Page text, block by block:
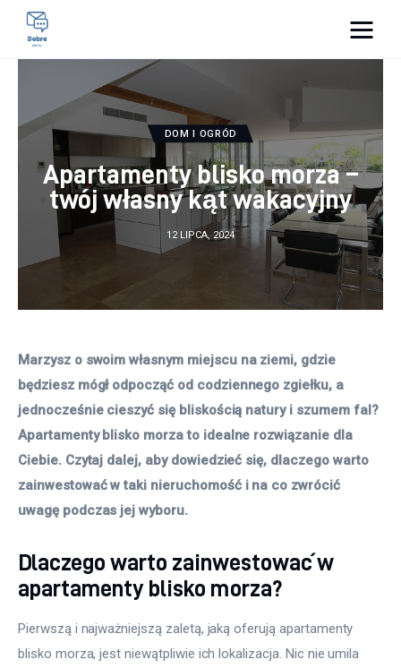
Lifestyle
Kunchnia i kulinaria
Zdrowie
Więcej
DOM I OGRÓD
Apartamenty blisko morza –
twój własny kąt wakacyjny
12 LIPCA, 2024
Marzysz o swoim własnym miejscu na ziemi, gdzie
będziesz mógł odpocząć od codziennego zgiełku, a
jednocześnie cieszyć się bliskością natury i szumem fal?
Apartamenty blisko morza to idealne rozwiązanie dla
Ciebie. Czytaj dalej, aby dowiedzieć się, dlaczego warto
zainwestować w taki nieruchomość i na co zwrócić
uwagę podczas jej wyboru.
Dlaczego warto zainwestować w
apartamenty blisko morza?
Pierwszą i najważniejszą zaletą, jaką oferują apartamenty
blisko morza, jest niewątpliwie ich lokalizacja. Nic nie umila